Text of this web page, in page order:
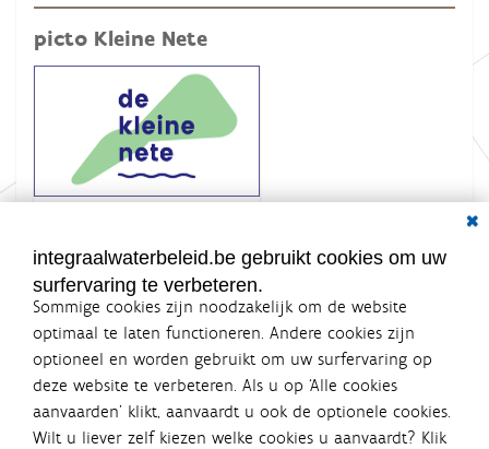
picto Kleine Nete
k
v
o
r
d
v
o
l
integraalwaterbeleid.be gebruikt cookies om uw
surfervaring te verbeteren.
Sommige cookies zijn noodzakelijk om de website
optimaal te laten functioneren. Andere cookies zijn
optioneel en worden gebruikt om uw surfervaring op
deze website te verbeteren. Als u op ‘Alle cookies
aanvaarden’ klikt, aanvaardt u ook de optionele cookies.
Wilt u liever zelf kiezen welke cookies u aanvaardt? Klik
Integraalwaterbeleid.be is een
officiële website van de Vlaamse
overheid